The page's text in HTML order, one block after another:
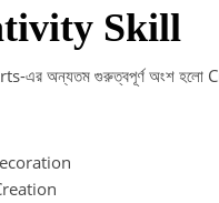
Skill
এর অন্যতম গুরুত্বপূর্ণ অংশ হলো